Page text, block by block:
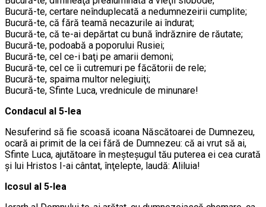
Bucură-te, certare neînduplecată a nedumnezeirii cumplite;
Bucură-te, că fără teamă necazurile ai îndurat;
Bucură-te, că te-ai depărtat cu bună îndrăznire de răutate;
Bucură-te, podoabă a poporului Rusiei;
Bucură-te, cel ce-i baţi pe amarii demoni;
Bucură-te, cel ce îi cutremuri pe făcătorii de rele;
Bucură-te, spaima multor nelegiuiţi;
Bucură-te, Sfinte Luca, vrednicule de minunare!
Condacul al 5-lea
Nesuferind să fie scoasă icoana Născătoarei de Dumnezeu,
ocară ai primit de la cei fără de Dumnezeu: că ai vrut să ai,
Sfinte Luca, ajutătoare în meşteşugul tău puterea ei cea curată
şi lui Hristos I-ai cântat, înţelepte, laudă: Aliluia!
Icosul al 5-lea